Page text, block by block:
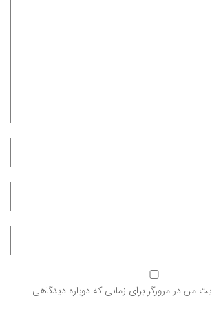
من در مرورگر برای زمانی که دوباره دیدگاهی